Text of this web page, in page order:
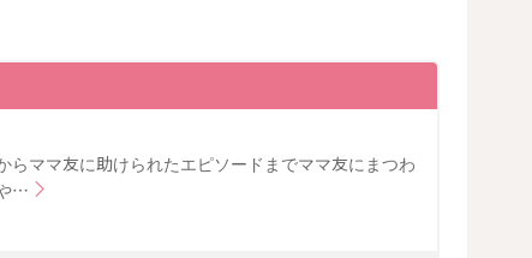
らママ友に助けられたエピソードまでママ友にまつわ
…